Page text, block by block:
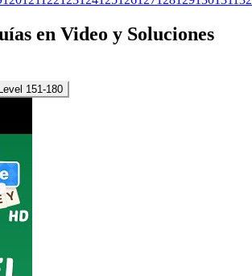
en Video y Soluciones
151-180